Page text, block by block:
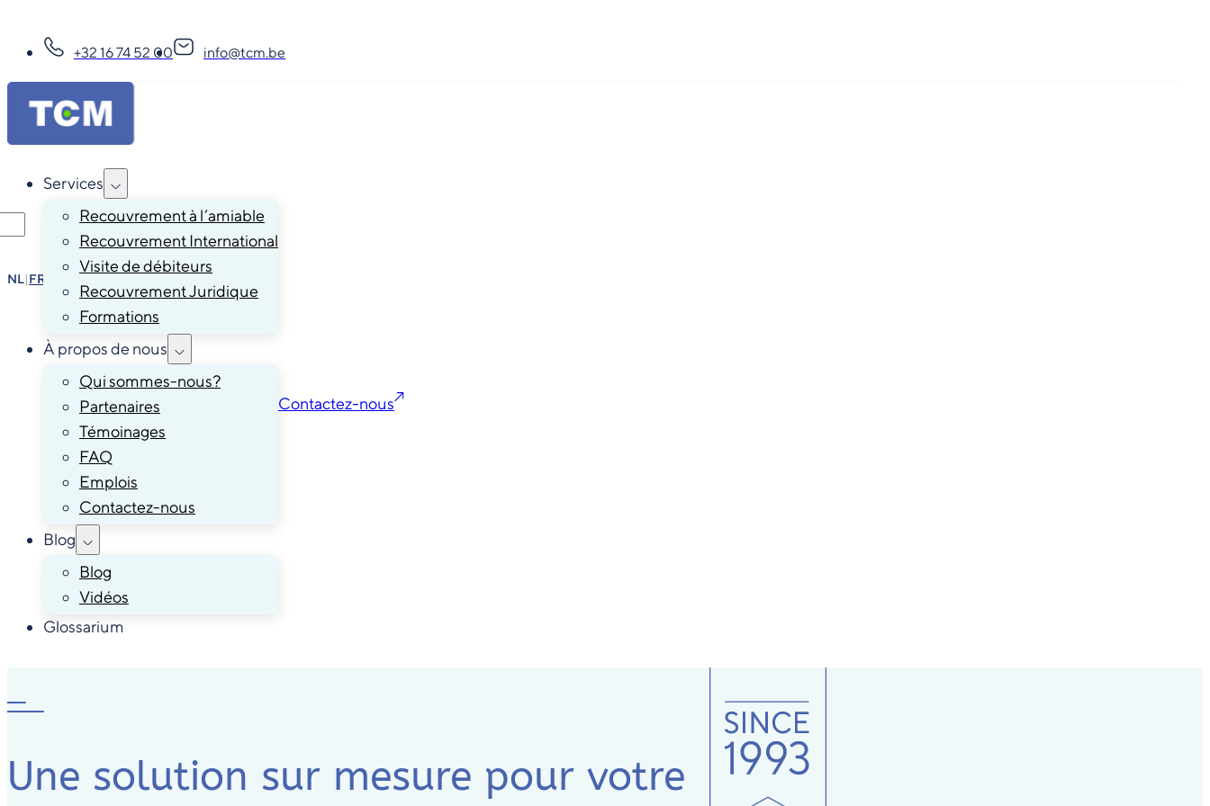
+32 16 74 52 00 info@tcm.be
NL|FR
Services
Recouvrement à l’amiable
Recouvrement International
Visite de débiteurs
Recouvrement Juridique
Formations
À propos de nous
Qui sommes-nous?
Partenaires
Témoinages
FAQ
Emplois
Contactez-nous
Blog
Blog
Vidéos
Glossarium
Contactez-nous
Une solution sur mesure pour votre